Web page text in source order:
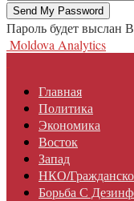
Пароль будет выслан
Moldova Analytics
Главная
Политика
Экономика
Восток
Запад
НКО/
Борьба С